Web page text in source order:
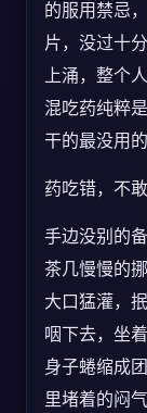
的服用禁忌
片，没过十
上涌，整个
混吃药纯粹
干的最没用
药吃错，不
手边没别的
茶几慢慢的
大口猛灌，
咽下去，坐
身子蜷缩成
里堵着的闷